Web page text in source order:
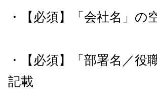
・【必須】「会社名」の
・【必須】「部署名／役
記載